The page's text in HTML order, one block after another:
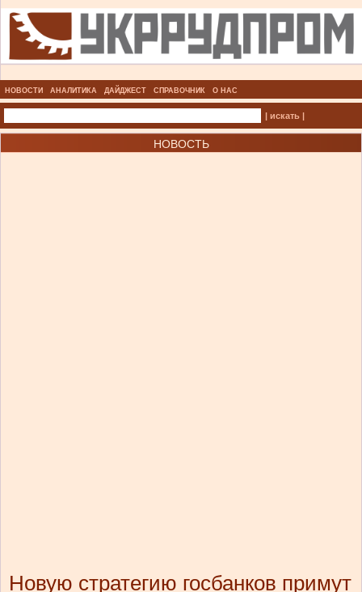
НОВОСТИ АНАЛИТИКА ДАЙДЖЕСТ СПРАВОЧНИК О НАС
| искать |
НОВОСТЬ
Новую стратегию госбанков примут